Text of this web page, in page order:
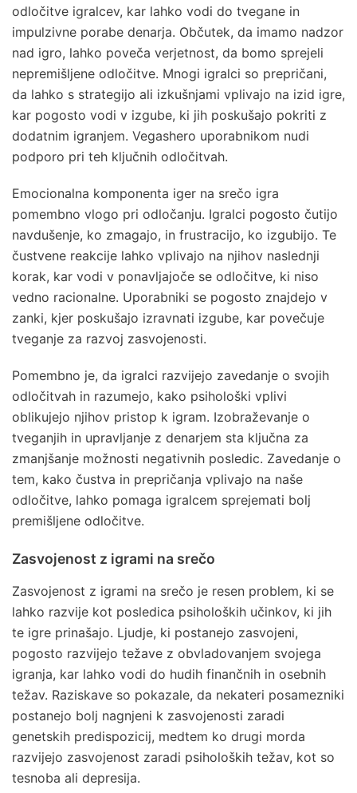
odločitve igralcev, kar lahko vodi do tvegane in
impulzivne porabe denarja. Občutek, da imamo nadzor
nad igro, lahko poveča verjetnost, da bomo sprejeli
nepremišljene odločitve. Mnogi igralci so prepričani,
da lahko s strategijo ali izkušnjami vplivajo na izid igre,
kar pogosto vodi v izgube, ki jih poskušajo pokriti z
dodatnim igranjem. Vegashero uporabnikom nudi
podporo pri teh ključnih odločitvah.
Emocionalna komponenta iger na srečo igra
pomembno vlogo pri odločanju. Igralci pogosto čutijo
navdušenje, ko zmagajo, in frustracijo, ko izgubijo. Te
čustvene reakcije lahko vplivajo na njihov naslednji
korak, kar vodi v ponavljajoče se odločitve, ki niso
vedno racionalne. Uporabniki se pogosto znajdejo v
zanki, kjer poskušajo izravnati izgube, kar povečuje
tveganje za razvoj zasvojenosti.
Pomembno je, da igralci razvijejo zavedanje o svojih
odločitvah in razumejo, kako psihološki vplivi
oblikujejo njihov pristop k igram. Izobraževanje o
tveganjih in upravljanje z denarjem sta ključna za
zmanjšanje možnosti negativnih posledic. Zavedanje o
tem, kako čustva in prepričanja vplivajo na naše
odločitve, lahko pomaga igralcem sprejemati bolj
premišljene odločitve.
Zasvojenost z igrami na srečo
Zasvojenost z igrami na srečo je resen problem, ki se
lahko razvije kot posledica psiholoških učinkov, ki jih
te igre prinašajo. Ljudje, ki postanejo zasvojeni,
pogosto razvijejo težave z obvladovanjem svojega
igranja, kar lahko vodi do hudih finančnih in osebnih
težav. Raziskave so pokazale, da nekateri posamezniki
postanejo bolj nagnjeni k zasvojenosti zaradi
genetskih predispozicij, medtem ko drugi morda
razvijejo zasvojenost zaradi psiholoških težav, kot so
tesnoba ali depresija.